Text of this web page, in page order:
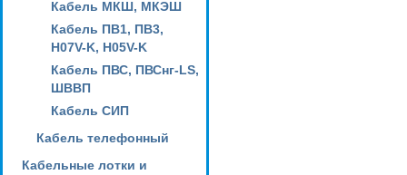
Кабель МКШ, МКЭШ
Кабель ПВ1, ПВ3,
H07V-K, H05V-K
Кабель ПВС, ПВСнг-LS,
ШВВП
Кабель СИП
Кабель телефонный
Кабельные лотки и